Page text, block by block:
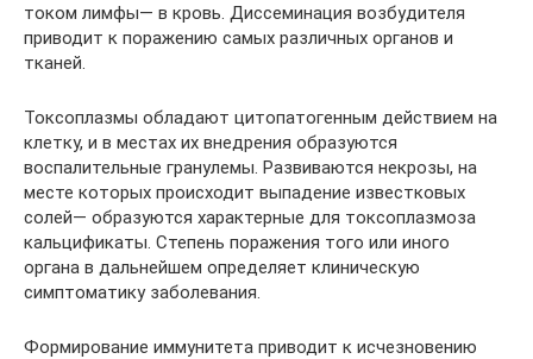
током лимфы— в кровь. Диссеминация возбудителя
приводит к поражению самых различных органов и
тканей.
Токсоплазмы обладают цитопатогенным действием на
клетку, и в местах их внедрения образуются
воспалительные гранулемы. Развиваются некрозы, на
месте которых происходит выпадение известковых
солей— образуются характерные для токсоплазмоза
кальцификаты. Степень поражения того или иного
органа в дальнейшем определяет клиническую
симптоматику заболевания.
Формирование иммунитета приводит к исчезновению